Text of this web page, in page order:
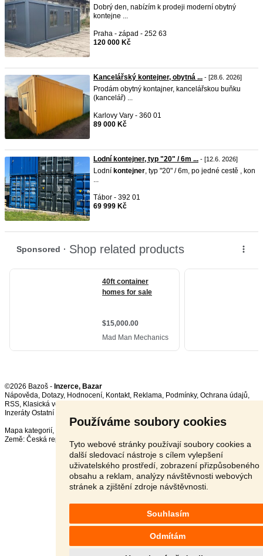
Používáme soubory cookies
Tyto webové stránky používají soubory cookies a
další sledovací nástroje s cílem vylepšení
uživatelského prostředí, zobrazení přizpůsobeného
obsahu a reklam, analýzy návštěvnosti webových
stránek a zjištění zdroje návštěvnosti.
Souhlasím
Odmítám
Dobrý den, nabízím k prodeji moderní obytný
kontejne ...
Praha - západ - 252 63
120 000 Kč
Kancelářský kontejner, obytná ... - [28.6. 2026]
Prodám obytný kontajner, kancelářskou buňku
(kancelář) ...
Karlovy Vary - 360 01
89 000 Kč
Lodní kontejner, typ "20" / 6m ... - [12.6. 2026]
Lodní kontejner, typ "20" / 6m, po jedné cestě , kon
...
Tábor - 392 01
69 999 Kč
©2026 Bazoš - Inzerce, Bazar
Nápověda, Dotazy, Hodnocení, Kontakt, Reklama, Podmínky, Ochrana údajů,
RSS,
Inzeráty Ostatní celkem:
Mapa kategorií,
Země: Česká republika Slovensko Polsko Rakousko